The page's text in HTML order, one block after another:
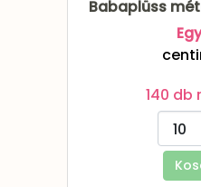
Babaplüss
140 db